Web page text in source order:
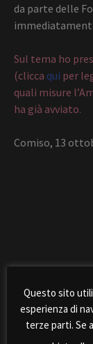
da parte delle
Sul tema ho
(clicca qui per
quali misure
ha già avviato.
Comiso, 13
Questo sito
esperienza di
terze parti. Se